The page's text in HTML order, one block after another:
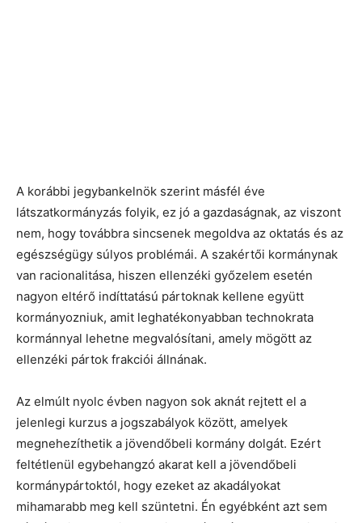
A korábbi jegybankelnök szerint másfél éve
látszatkormányzás folyik, ez jó a gazdaságnak, az viszont
nem, hogy továbbra sincsenek megoldva az oktatás és az
egészségügy súlyos problémái. A szakértői kormánynak
van racionalitása, hiszen ellenzéki győzelem esetén
nagyon eltérő indíttatású pártoknak kellene együtt
kormányozniuk, amit leghatékonyabban technokrata
kormánnyal lehetne megvalósítani, amely mögött az
ellenzéki pártok frakciói állnának.
Az elmúlt nyolc évben nagyon sok aknát rejtett el a
jelenlegi kurzus a jogszabályok között, amelyek
megnehezíthetik a jövendőbeli kormány dolgát. Ezért
feltétlenül egybehangzó akarat kell a jövendőbeli
kormánypártoktól, hogy ezeket az akadályokat
mihamarabb meg kell szüntetni. Én egyébként azt sem